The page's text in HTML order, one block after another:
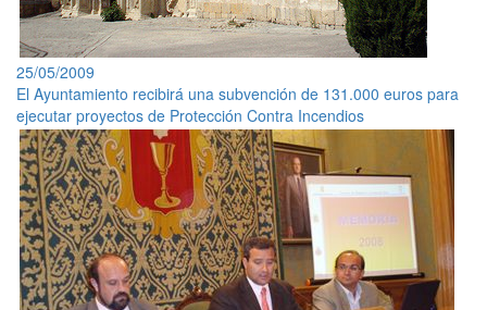
25/05/2009
El Ayuntamiento recibirá una subvención de 131.000 euros para
ejecutar proyectos de Protección Contra Incendios